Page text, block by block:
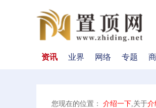
资讯 业界 网络 专题
您现在的位置： 介绍一下,关于介